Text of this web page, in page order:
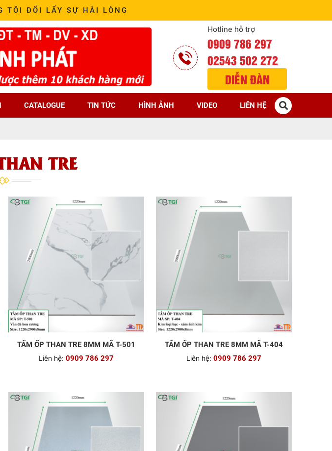
TÔI ĐỔI LẤY SỰ HÀI LÒNG
Hotline hỗ trợ
0909 786 297
02543 502 272
DIỄN ĐÀN
CATALOGUE TIN TỨC HÌNH ẢNH VIDEO LIÊN HỆ
TRE
TẤM ỐP THAN TRE 8MM MÃ T-501
Liên hệ: 0909 786 297
TẤM ỐP THAN TRE 8MM MÃ T-404
Liên hệ: 0909 786 297